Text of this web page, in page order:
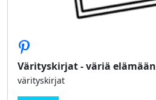
Värityskirjat - väriä elämään
värityskirjat